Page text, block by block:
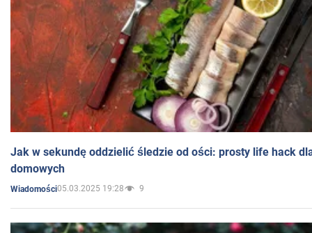
Jak w sekundę oddzielić śledzie od ości: prosty life hack
domowych
Wiadomości05.03.2025 19:28 9